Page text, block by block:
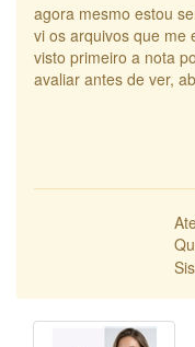
agora mesmo estou
vi os arquivos que me
visto primeiro a nota
avaliar antes de ver,